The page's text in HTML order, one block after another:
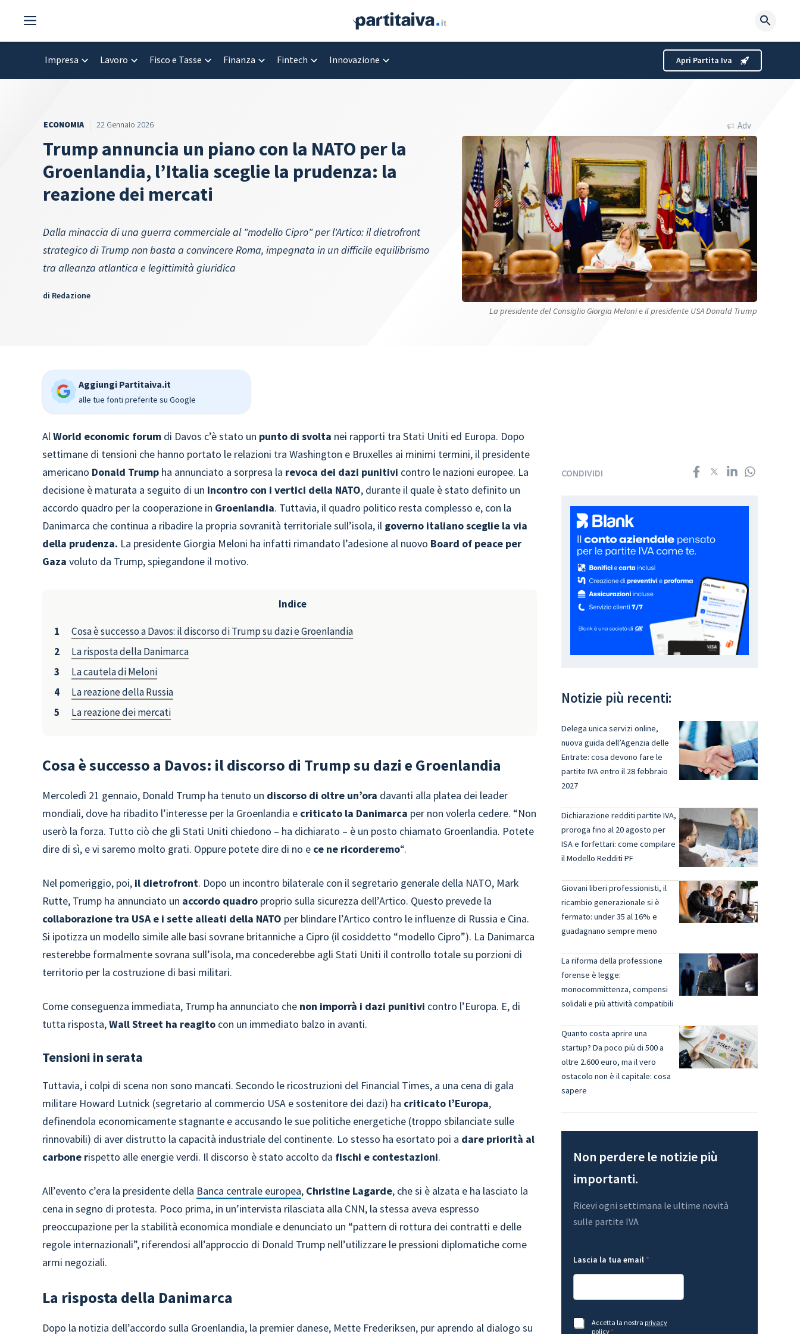
contenuto
Impresa Lavoro Fisco e Tasse Finanza Fintech Innovazione Apri Partita Iva
ECONOMIA 22 Gennaio 2026
Trump annuncia un piano con la NATO per la
Groenlandia, l’Italia sceglie la prudenza: la
reazione dei mercati
Dalla minaccia di una guerra commerciale al "modello Cipro" per l'Artico: il dietrofront
strategico di Trump non basta a convincere Roma, impegnata in un difficile equilibrismo
tra alleanza atlantica e legittimità giuridica
di Redazione
Adv
La presidente del Consiglio Giorgia Meloni e il presidente USA Donald Trump
Aggiungi Partitaiva.it
alle tue fonti preferite su Google
AlWorld economic forum di Davos c’è stato un punto di svolta nei rapporti tra Stati Uniti ed Europa. Dopo
settimane di tensioni che hanno portato le relazioni tra Washington e Bruxelles ai minimi termini, il presidente
americano Donald Trump ha annunciato a sorpresa la revoca dei dazi punitivi contro le nazioni europee. La
decisione è maturata a seguito di un incontro con i vertici della NATO, durante il quale è stato definito un
accordo quadro per la cooperazione in Groenlandia. Tuttavia, il quadro politico resta complesso e, con la
Danimarca che continua a ribadire la propria sovranità territoriale sull’isola, il governo italiano sceglie la via
della prudenza. La presidente Giorgia Meloni ha infatti rimandato l’adesione al nuovo Board of peace per
Gaza voluto da Trump, spiegandone il motivo.
Indice
Cosa è successo a Davos: il discorso di Trump su dazi e Groenlandia
La risposta della Danimarca
La cautela di Meloni
La reazione della Russia
La reazione dei mercati
Cosa è successo a Davos: il discorso di Trump su dazi e Groenlandia
Mercoledì 21 gennaio, Donald Trump ha tenuto un discorso di oltre un’ora davanti alla platea dei leader
mondiali, dove ha ribadito l’interesse per la Groenlandia e criticato la Danimarca per non volerla cedere. “Non
userò la forza. Tutto ciò che gli Stati Uniti chiedono – ha dichiarato – è un posto chiamato Groenlandia. Potete
dire di sì, e vi saremo molto grati. Oppure potete dire di no e ce ne ricorderemo“.
Nel pomeriggio, poi, il dietrofront. Dopo un incontro bilaterale con il segretario generale della NATO, Mark
Rutte, Trump ha annunciato un accordo quadro proprio sulla sicurezza dell’Artico. Questo prevede la
collaborazione tra USA e i sette alleati della NATO per blindare l’Artico contro le influenze di Russia e Cina.
Si ipotizza un modello simile alle basi sovrane britanniche a Cipro (il cosiddetto “modello Cipro”). La Danimarca
resterebbe formalmente sovrana sull’isola, ma concederebbe agli Stati Uniti il controllo totale su porzioni di
territorio per la costruzione di basi militari.
Come conseguenza immediata, Trump ha annunciato che non imporrà i dazi punitivi contro l’Europa. E, di
tutta risposta,Wall Street ha reagito con un immediato balzo in avanti.
Tensioni in serata
Tuttavia, i colpi di scena non sono mancati. Secondo le ricostruzioni del Financial Times, a una cena di gala
militare Howard Lutnick (segretario al commercio USA e sostenitore dei dazi) ha criticato l’Europa,
definendola economicamente stagnante e accusando le sue politiche energetiche (troppo sbilanciate sulle
rinnovabili) di aver distrutto la capacità industriale del continente. Lo stesso ha esortato poi a dare priorità al
carbone rispetto alle energie verdi. Il discorso è stato accolto da fischi e contestazioni.
All’evento c’era la presidente della Banca centrale europea, Christine Lagarde, che si è alzata e ha lasciato la
cena in segno di protesta. Poco prima, in un’intervista rilasciata alla CNN, la stessa aveva espresso
preoccupazione per la stabilità economica mondiale e denunciato un “pattern di rottura dei contratti e delle
regole internazionali”, riferendosi all’approccio di Donald Trump nell’utilizzare le pressioni diplomatiche come
armi negoziali.
La risposta della Danimarca
Dopo la notizia dell’accordo sulla Groenlandia, la premier danese, Mette Frederiksen, pur aprendo al dialogo su
CONDIVIDI
Notizie più recenti:
Delega unica servizi online,
nuova guida dell’Agenzia delle
Entrate: cosa devono fare le
partite IVA entro il 28 febbraio
2027
Dichiarazione redditi partite IVA,
proroga fino al 20 agosto per
ISA e forfettari: come compilare
il Modello Redditi PF
Giovani liberi professionisti, il
ricambio generazionale si è
fermato: under 35 al 16% e
guadagnano sempre meno
La riforma della professione
forense è legge:
monocommittenza, compensi
solidali e più attività compatibili
Quanto costa aprire una
startup? Da poco più di 500 a
oltre 2.600 euro, ma il vero
ostacolo non è il capitale: cosa
sapere
Non perdere le notizie più
importanti.
Ricevi ogni settimana le ultime novità
sulle partite IVA
a
a
c
c
m
*
c
c
Lascia la tua email *
A
Accetta la nostra privacy
policy*